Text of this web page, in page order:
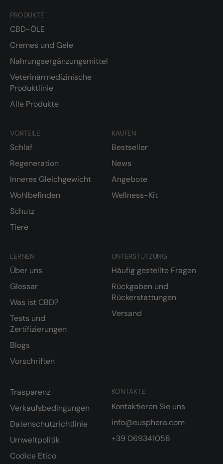
PRODUKTE
CBD-ÖLE
Cremes und Gele
Nahrungsergänzungsmittel
Veterinärmedizinische
Produktlinie
Alle Produkte
VORTEILE
Schlaf
Regeneration
Inneres Gleichgewicht
Wohlbefinden
Schutz
Tiere
KAUFEN
Bestseller
News
Angebote
Wellness-Kit
LERNEN
Über uns
Glossar
Was ist CBD?
Tests und
Zertifizierungen
Blogs
Vorschriften
KONTAKTE
Kontaktieren Sie uns
info@eusphera.com
+39 069341058
UNTERSTÜTZUNG
Häufig gestellte Fragen
Rückgaben und
Rückerstattungen
Versand
Trasparenz
Verkaufsbedingungen
Datenschutzrichtlinie
Umweltpolitik
Codice Etico